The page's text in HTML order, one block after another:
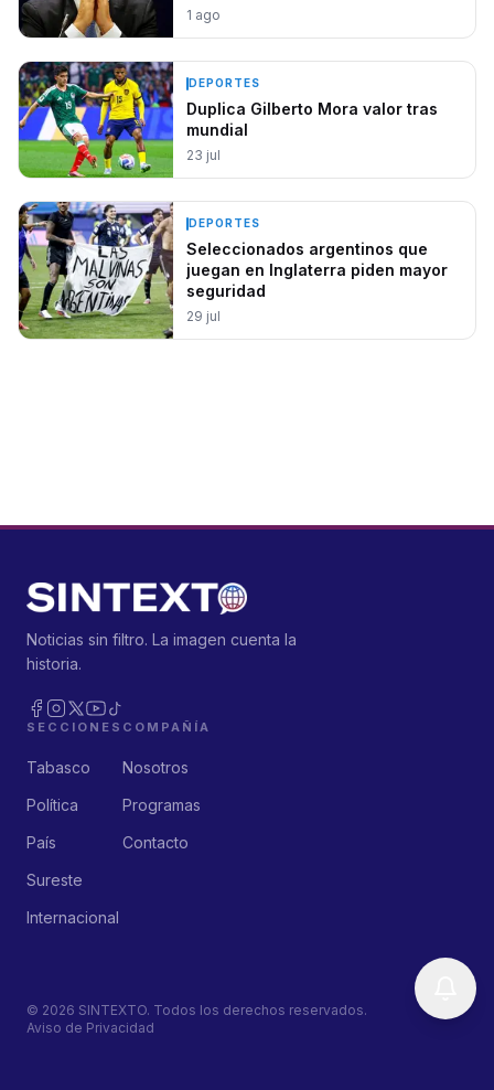
1 ago
DEPORTES
Duplica Gilberto Mora valor tras
mundial
23 jul
DEPORTES
Seleccionados argentinos que
juegan en Inglaterra piden mayor
seguridad
29 jul
Noticias sin filtro. La imagen cuenta la
historia.
SECCIONES
Tabasco
Política
País
Sureste
Internacional
COMPAÑÍA
Nosotros
Programas
Contacto
© 2026 SINTEXTO. Todos los derechos reservados.
Aviso de Privacidad